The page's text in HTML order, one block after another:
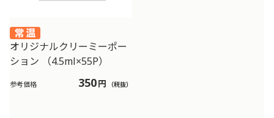
オリジナルクリーミーポー
ション （4.5ml×55P）
参考価格 350円 （税抜）